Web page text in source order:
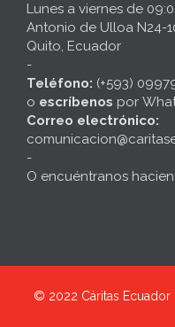
Lunes a viernes de
Antonio de Ulloa N24-
Quito, Ecuador
-
Teléfono: (+593)
o escríbenos por
Correo electrónico:
-
O encuéntranos
© 2022 Cáritas